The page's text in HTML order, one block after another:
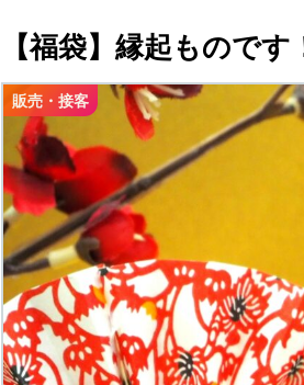
【福袋】縁起ものです
販売・接客